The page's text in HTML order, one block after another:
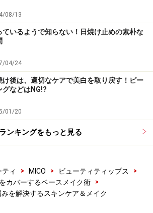
08/13
ているようで知らない！日焼け止めの素朴な
04/24
け後は、適切なケアで美白を取り戻す！ピー
グなどはNG!?
01/20
ランキングをもっと見る
ティ > MICO > ビューティティップス
>
カバーするベースメイク術
>
みを解決するスキンケア＆メイク